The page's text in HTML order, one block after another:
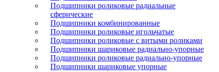
Подшипники роликовые радиальные
сферические
Подшипники комбинированные
Подшипники роликовые игольчатые
Подшипники роликовые с витыми роликами
Подшипники шариковые радиально-упорные
Подшипники роликовые радиально-упорные
Подшипники шариковые упорные